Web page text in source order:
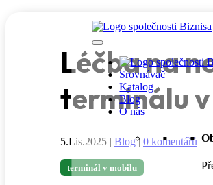
Srovnávač
Katalog
Blog
O nás
Léčba na
terminálu
5.Lis.2025 | Blog| 0 komentářů
terminál v mobilu